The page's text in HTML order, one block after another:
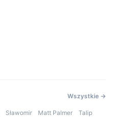
Wszystkie →
Sławomir Matt Palmer
Talip